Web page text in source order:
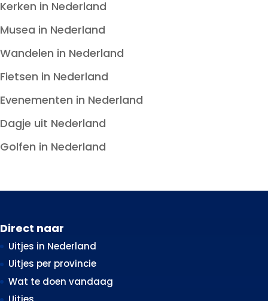
Kerken in Nederland
Musea in Nederland
Wandelen in Nederland
Fietsen in Nederland
Evenementen in Nederland
Dagje uit Nederland
Golfen in Nederland
Direct naar
Uitjes in Nederland
Uitjes per provincie
Wat te doen vandaag